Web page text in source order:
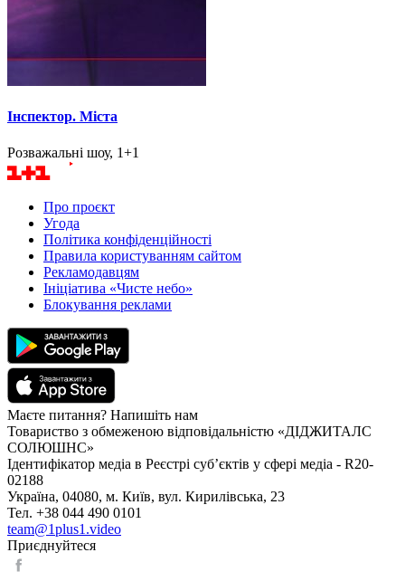
Інспектор. Міста
Розважальні шоу, 1+1
Про проєкт
Угода
Політика конфіденційності
Правила користуванням сайтом
Рекламодавцям
Ініціатива «Чисте небо»
Блокування реклами
Маєте питання? Напишіть нам
Товариство з обмеженою відповідальністю «ДІДЖИТАЛС
СОЛЮШНС»
Ідентифікатор медіа в Реєстрі суб’єктів у сфері медіа - R20-
02188
Україна, 04080, м. Київ, вул. Кирилівська, 23
Тел. +38 044 490 0101
team@1plus1.video
Приєднуйтеся